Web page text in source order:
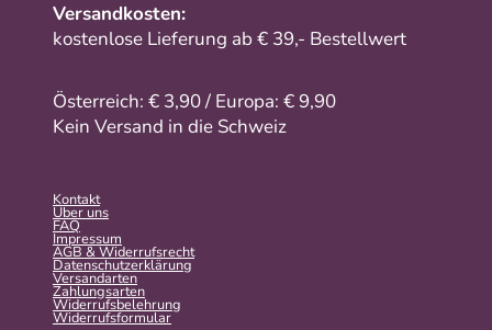
Versandkosten:
kostenlose Lieferung ab € 39,- Bestellwert
Österreich: € 3,90 / Europa: € 9,90
Kein Versand in die Schweiz
Kontakt
Über uns
FAQ
Impressum
AGB & Widerrufsrecht
Datenschutzerklärung
Versandarten
Zahlungsarten
Widerrufsbelehrung
Widerrufs­formular